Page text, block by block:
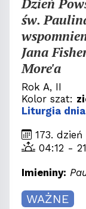
św.
Jana
More'a
Rok A, II
Kolor szat:
Liturgia dnia
173. dzień
04:12 -
Imieniny:
WAŻNE